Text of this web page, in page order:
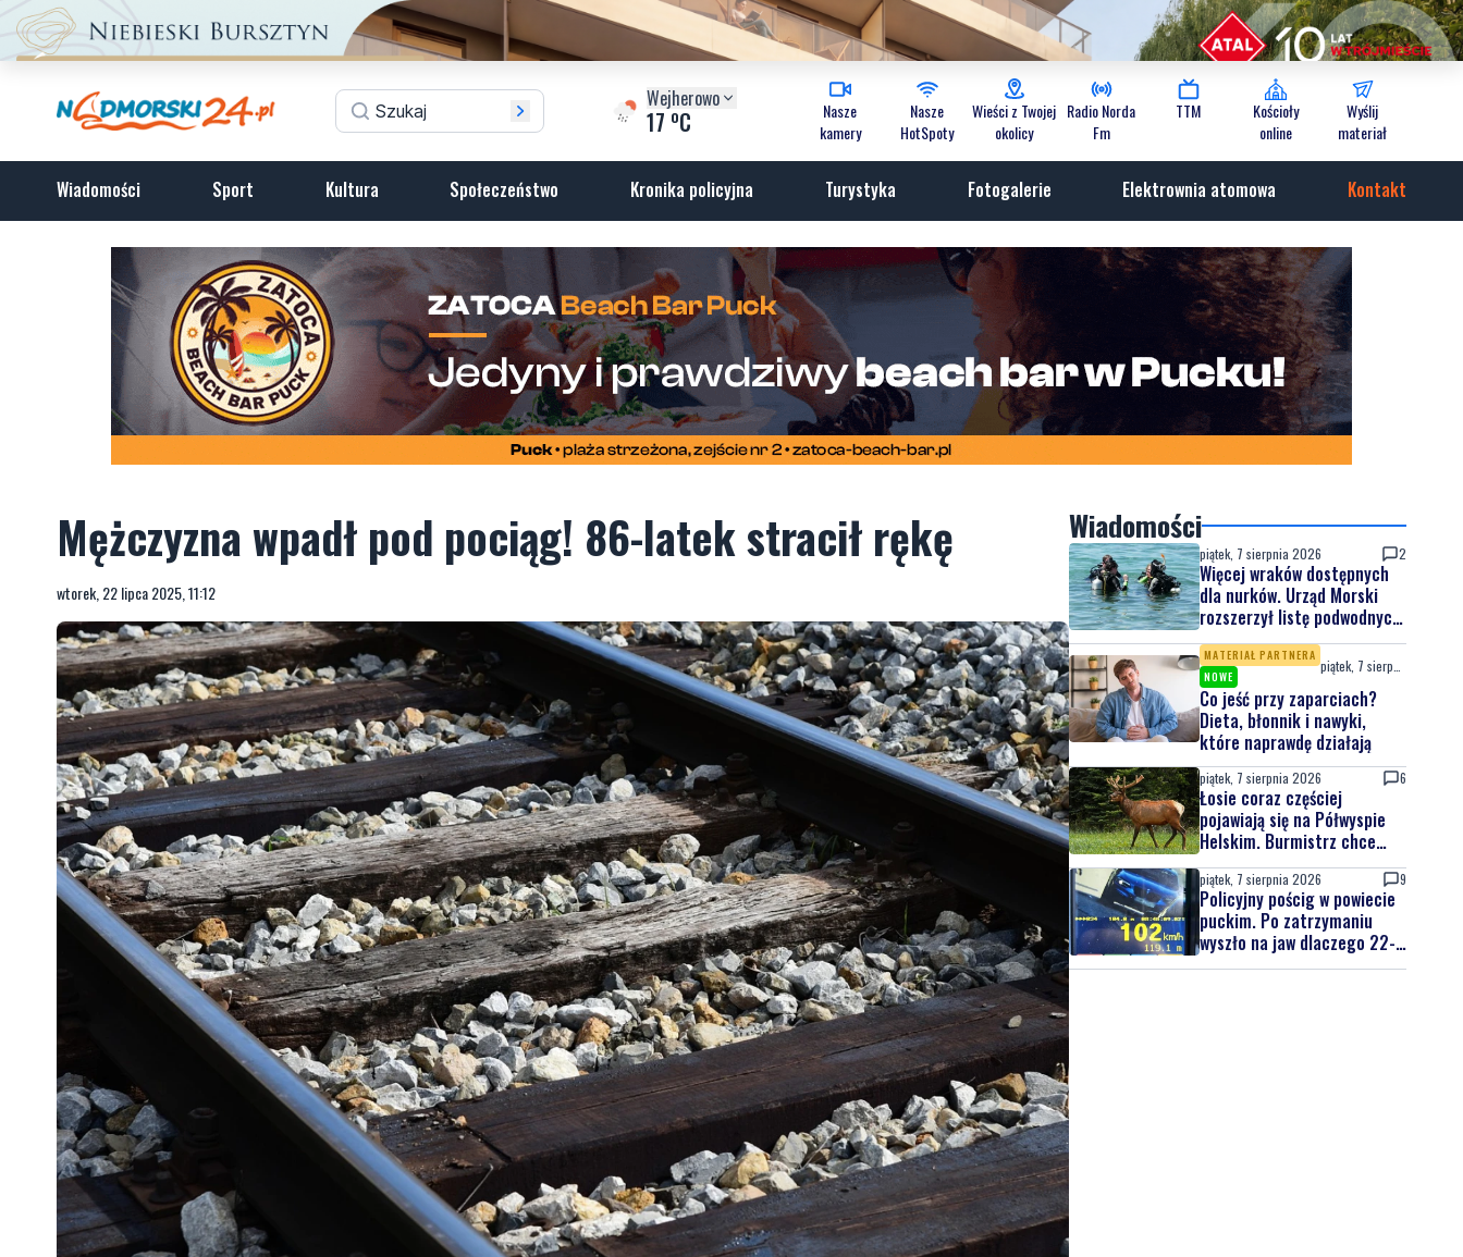
Wejherowo
17 oC
Nasze
kamery
Nasze
HotSpoty
Wieści z Twojej
okolicy
Radio Norda
Fm
TTM
Kościoły
online
Wyślij
materiał
Wiadomości Sport Kultura Społeczeństwo Kronika policyjna Turystyka Fotogalerie Elektrownia atomowa Kontakt
Mężczyzna wpadł pod pociąg! 86-latek stracił rękę
wtorek, 22 lipca 2025, 11:12
Wiadomości
piątek, 7 sierpnia 2026 2
Więcej wraków dostępnych
dla nurków. Urząd Morski
rozszerzył listę podwodnych
atrakcji
MATERIAŁ PARTNERA
NOWE
Co jeść przy zaparciach?
Dieta, błonnik i nawyki,
które naprawdę działają
piątek, 7 sierpnia 2026 6
Łosie coraz częściej
pojawiają się na Półwyspie
Helskim. Burmistrz chce
nowych znaków drogowych
piątek, 7 sierpnia 2026 9
Policyjny pościg w powiecie
puckim. Po zatrzymaniu
wyszło na jaw dlaczego 22-
latek uciekał